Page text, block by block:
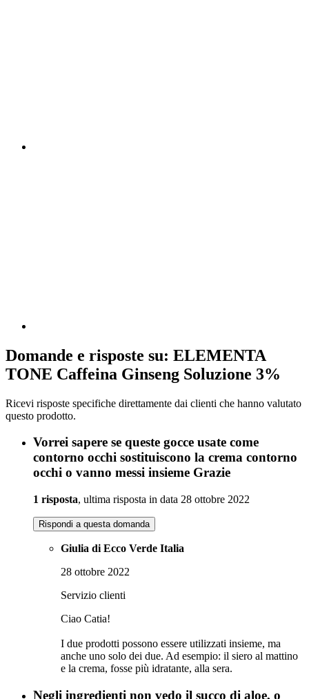
Domande e risposte su: ELEMENTA
TONE Caffeina Ginseng Soluzione 3%
Ricevi risposte specifiche direttamente dai clienti che hanno valutato
questo prodotto.
Vorrei sapere se queste gocce usate come
contorno occhi sostituiscono la crema contorno
occhi o vanno messi insieme Grazie
1 risposta, ultima risposta in data 28 ottobre 2022
Rispondi a questa domanda
Giulia di Ecco Verde Italia
28 ottobre 2022
Servizio clienti
Ciao Catia!
I due prodotti possono essere utilizzati insieme, ma
anche uno solo dei due. Ad esempio: il siero al mattino
e la crema, fosse più idratante, alla sera.
Negli ingredienti non vedo il succo di aloe, o